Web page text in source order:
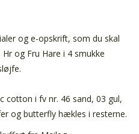
og e-opskrift, som du skal
og Fru Hare i 4 smukke
cotton i fv nr. 46 sand, 03 gul,
og butterfly hækles i resterne.